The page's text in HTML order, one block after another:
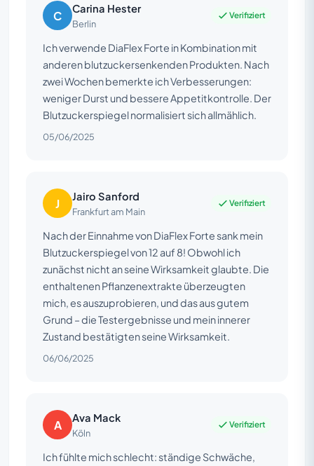
C Carina Hester
Berlin
Verifiziert
Ich verwende DiaFlex Forte in Kombination mit
anderen blutzuckersenkenden Produkten. Nach
zwei Wochen bemerkte ich Verbesserungen:
weniger Durst und bessere Appetitkontrolle. Der
Blutzuckerspiegel normalisiert sich allmählich.
05/06/2025
J Jairo Sanford
Frankfurt am Main
Verifiziert
Nach der Einnahme von DiaFlex Forte sank mein
Blutzuckerspiegel von 12 auf 8! Obwohl ich
zunächst nicht an seine Wirksamkeit glaubte. Die
enthaltenen Pflanzenextrakte überzeugten
mich, es auszuprobieren, und das aus gutem
Grund – die Testergebnisse und mein innerer
Zustand bestätigten seine Wirksamkeit.
06/06/2025
A Ava Mack
Köln
Verifiziert
Ich fühlte mich schlecht: ständige Schwäche,